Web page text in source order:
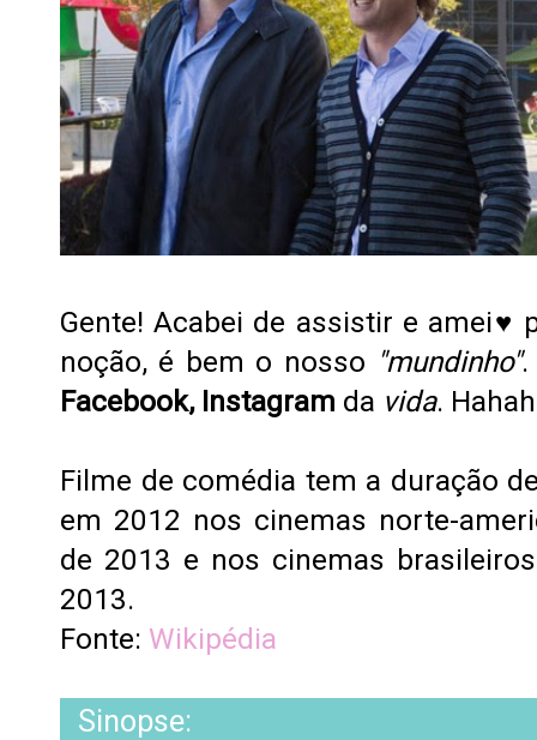
Gente! Acabei de assistir e amei♥
noção, é bem o nosso "mundinho".
Facebook, Instagram da vida.
Filme de comédia tem a duração
em 2012 nos cinemas norte-
de 2013 e nos cinemas brasileiros
2013.
Fonte: Wikipédia
Sinopse: